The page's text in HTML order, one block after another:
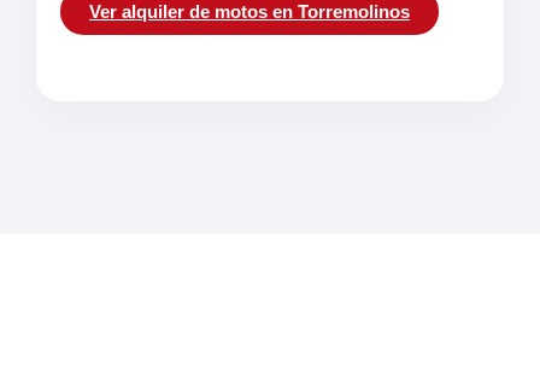
Ver alquiler de motos en Torremolinos